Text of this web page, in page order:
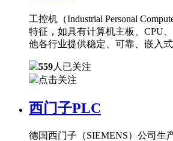
工控机（Industrial Personal
特征，如具有计算机主板、CPU
他各行业提供稳定、可靠、嵌入
559人已关注
点击关注
西门子PLC
德国西门子（SIEMENS）公司生